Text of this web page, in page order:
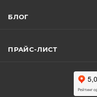
БЛОГ
ПРАЙС-ЛИСТ